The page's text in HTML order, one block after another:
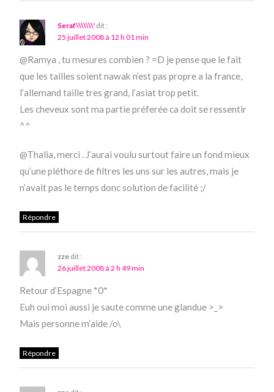
Seraf\\\\\\\' dit :
25 juillet 2008 à 12 h 01 min
@Ramya , tu mesures combien ? =D je pense que le fait
que les tailles soient nawak n’est pas propre a la france,
l’allemand taille tres grand, l’asiat trop petit.
Les cheveux sont ma partie préferée ca doit se ressentir
^^
@Thalia, merci . J’aurai voulu surtout faire un fond mieux
qu’une pléthore de filtres les uns sur les autres, mais je
n’avait pas le temps donc solution de facilité ;/
Répondre
zze dit :
26 juillet 2008 à 2 h 49 min
Retour d’Espagne *0*
Euh oui moi aussi je saute comme une glandue >_>
Mais personne m’aide /o\
Répondre